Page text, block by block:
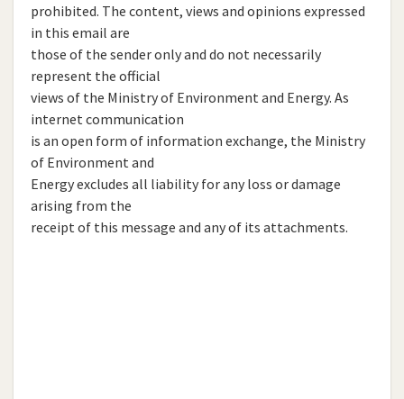
prohibited. The content, views and opinions expressed
in this email are
those of the sender only and do not necessarily
represent the official
views of the Ministry of Environment and Energy. As
internet communication
is an open form of information exchange, the Ministry
of Environment and
Energy excludes all liability for any loss or damage
arising from the
receipt of this message and any of its attachments.